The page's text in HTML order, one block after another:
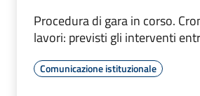
Procedura di gara in corso.
lavori: previsti gli interventi
Comunicazione istituzionale